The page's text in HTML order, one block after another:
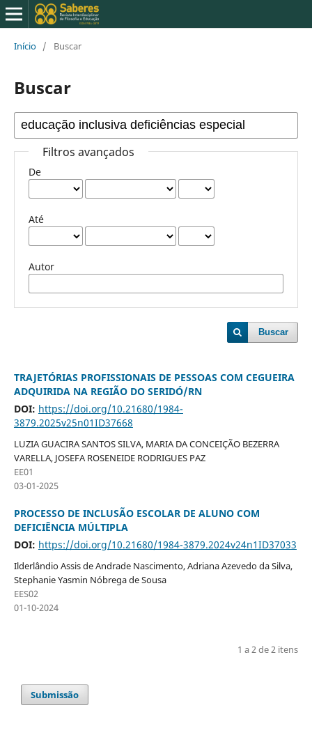
Início / Buscar
Buscar
Filtros avançados
De
Até
Autor
Buscar
TRAJETÓRIAS PROFISSIONAIS DE PESSOAS COM CEGUEIRA
ADQUIRIDA NA REGIÃO DO SERIDÓ/RN
DOI: https://doi.org/10.21680/1984-
3879.2025v25n01ID37668
LUZIA GUACIRA SANTOS SILVA, MARIA DA CONCEIÇÃO BEZERRA
VARELLA, JOSEFA ROSENEIDE RODRIGUES PAZ
EE01
03-01-2025
PROCESSO DE INCLUSÃO ESCOLAR DE ALUNO COM
DEFICIÊNCIA MÚLTIPLA
DOI: https://doi.org/10.21680/1984-3879.2024v24n1ID37033
Ilderlândio Assis de Andrade Nascimento, Adriana Azevedo da Silva,
Stephanie Yasmin Nóbrega de Sousa
EES02
01-10-2024
1 a 2 de 2 itens
Submissão